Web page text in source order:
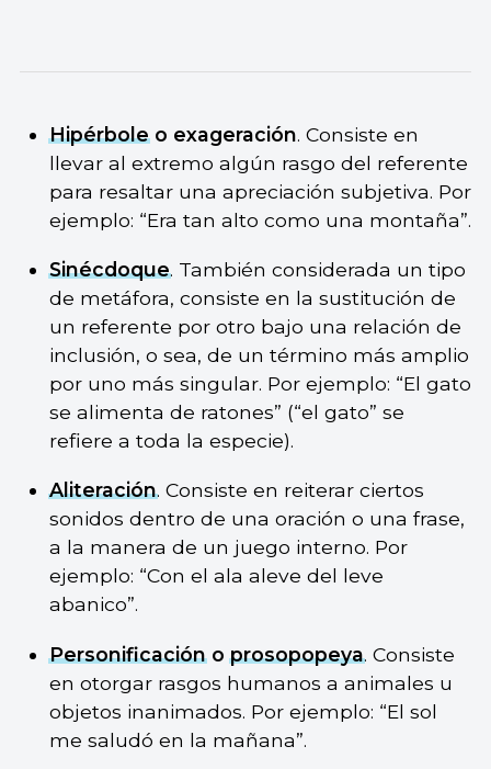
Hipérboleo exageración. Consiste en
llevar al extremo algún rasgo del referente
para resaltar una apreciación subjetiva. Por
ejemplo: “Era tan alto como una montaña”.
Sinécdoque. También considerada un tipo
de metáfora, consiste en la sustitución de
un referente por otro bajo una relación de
inclusión, o sea, de un término más amplio
por uno más singular. Por ejemplo: “El gato
se alimenta de ratones” (“el gato” se
refiere a toda la especie).
Aliteración. Consiste en reiterar ciertos
sonidos dentro de una oración o una frase,
a la manera de un juego interno. Por
ejemplo: “Con el ala aleve del leve
abanico”.
Personificaciónoprosopopeya. Consiste
en otorgar rasgos humanos a animales u
objetos inanimados. Por ejemplo: “El sol
me saludó en la mañana”.